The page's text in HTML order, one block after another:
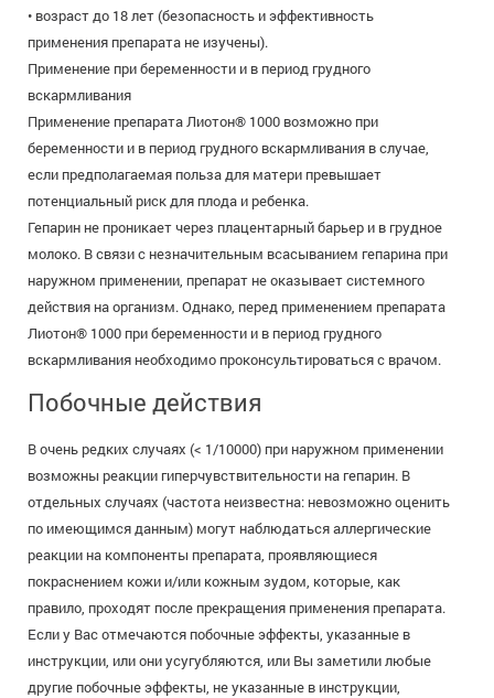
• возраст до 18 лет (безопасность и эффективность
применения препарата не изучены).
Применение при беременности и в период грудного
вскармливания
Применение препарата Лиотон® 1000 возможно при
беременности и в период грудного вскармливания в случае,
если предполагаемая польза для матери превышает
потенциальный риск для плода и ребенка.
Гепарин не проникает через плацентарный барьер и в грудное
молоко. В связи с незначительным всасыванием гепарина при
наружном применении, препарат не оказывает системного
действия на организм. Однако, перед применением препарата
Лиотон® 1000 при беременности и в период грудного
вскармливания необходимо проконсультироваться с врачом.
Побочные действия
В очень редких случаях (< 1/10000) при наружном применении
возможны реакции гиперчувствительности на гепарин. В
отдельных случаях (частота неизвестна: невозможно оценить
по имеющимся данным) могут наблюдаться аллергические
реакции на компоненты препарата, проявляющиеся
покраснением кожи и/или кожным зудом, которые, как
правило, проходят после прекращения применения препарата.
Если у Вас отмечаются побочные эффекты, указанные в
инструкции, или они усугубляются, или Вы заметили любые
другие побочные эффекты, не указанные в инструкции,